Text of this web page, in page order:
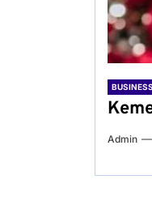
BUSINESS
Admin